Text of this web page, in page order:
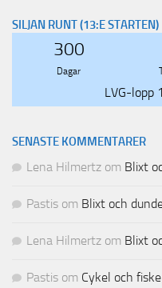
SILJAN RUNT (13:E STARTEN)
300
Dagar
LVG-lopp
SENASTE KOMMENTARER
Lena Hilmertz om Blixt
Pastis om Blixt och
Lena Hilmertz om Blixt
Pastis om Cykel och fiske